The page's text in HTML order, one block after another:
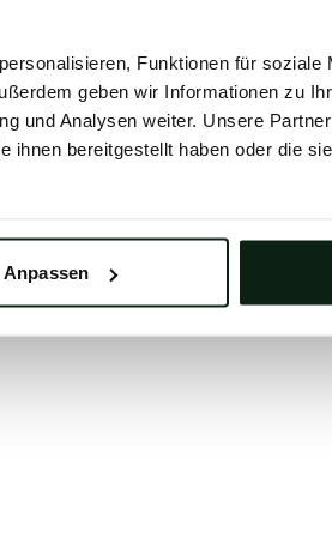
Funktionen für soziale
geben wir Informationen zu
und Analysen weiter. Unsere
ihnen bereitgestellt haben oder die
Anpassen
may also help in some
for the inconvenience.